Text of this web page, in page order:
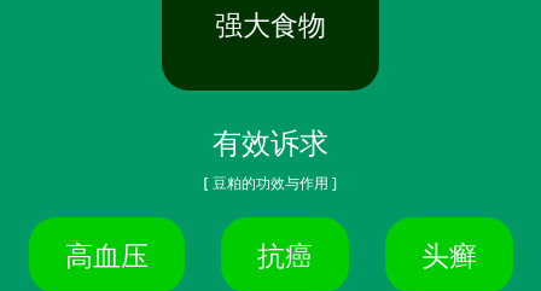
强大食物
有效诉求
[ 豆粕的功效与作用 ]
高血压 抗癌 头癣